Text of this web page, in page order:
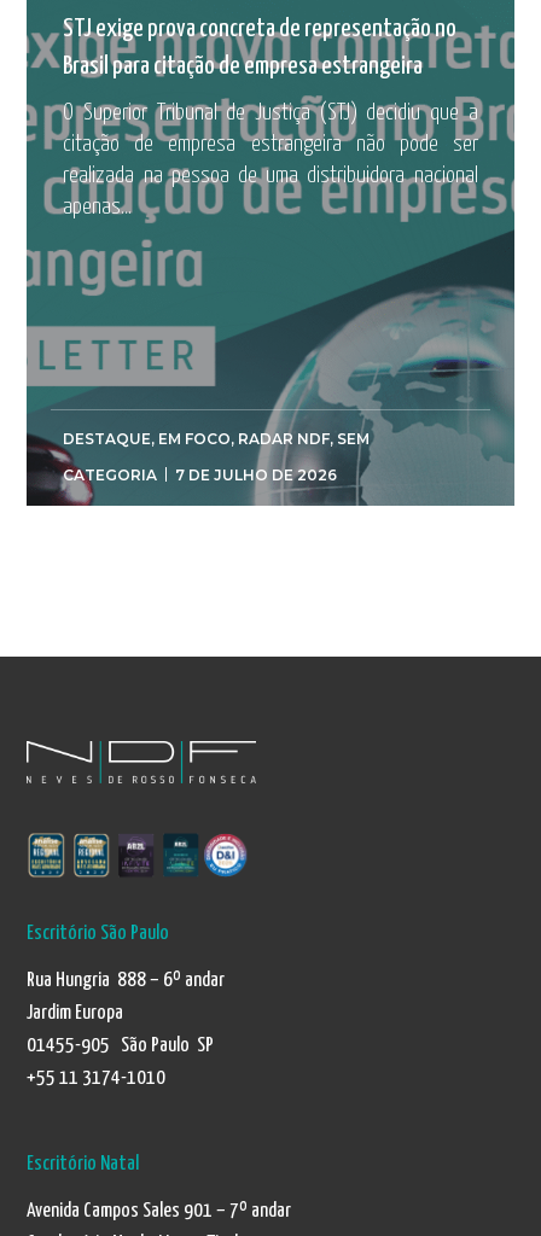
STJ exige prova concreta de representação no
Brasil para citação de empresa estrangeira
O Superior Tribunal de Justiça (STJ) decidiu que a
citação de empresa estrangeira não pode ser
realizada na pessoa de uma distribuidora nacional
apenas...
DESTAQUE, EM FOCO, RADAR NDF, SEM
CATEGORIA
7 DE JULHO DE 2026
Escritório São Paulo
Rua Hungria 888 – 6º andar
Jardim Europa
01455-905 São Paulo SP
+55 11 3174-1010
Escritório Natal
Avenida Campos Sales 901 – 7º andar